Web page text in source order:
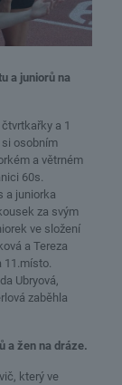
a juniorů na
a 1
si osobním
a větrném
60s.
a juniorka
za svým
ve složení
a Tereza
11.místo.
Ubryová,
zaběhla
a žen na dráze.
který ve